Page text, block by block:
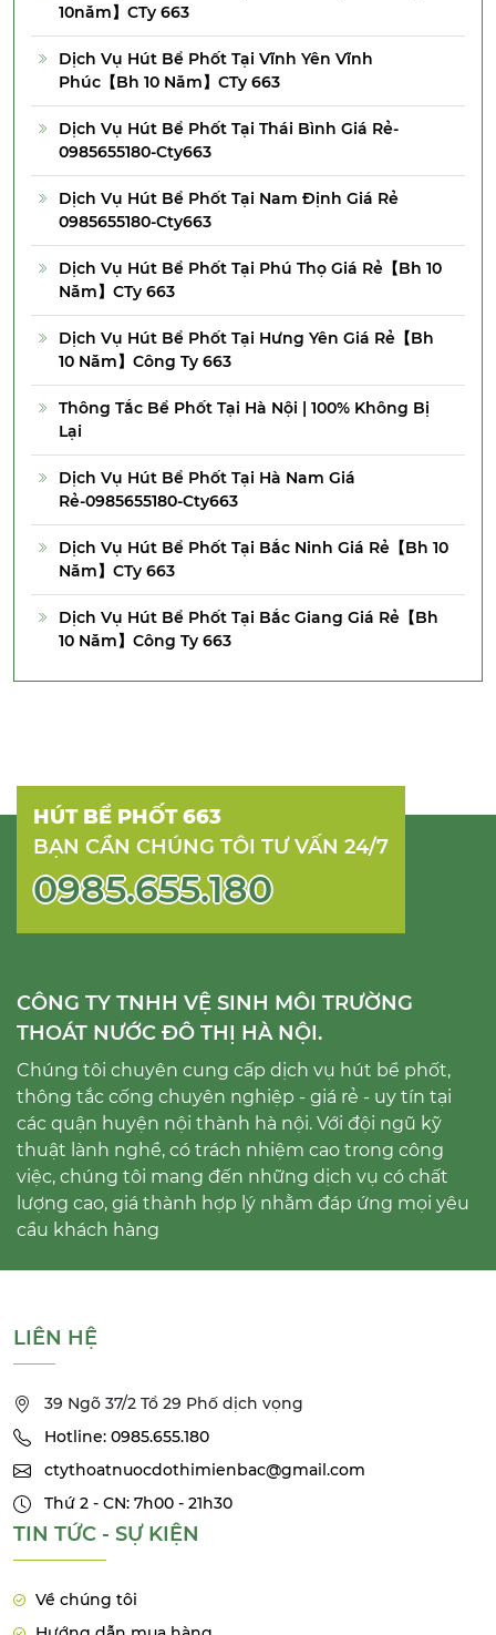
10năm】CTy 663
Dịch Vụ Hút Bể Phốt Tại Vĩnh Yên Vĩnh
Phúc【Bh 10 Năm】CTy 663
Dịch Vụ Hút Bể Phốt Tại Thái Bình Giá Rẻ-
0985655180-Cty663
Dịch Vụ Hút Bể Phốt Tại Nam Định Giá Rẻ
0985655180-Cty663
Dịch Vụ Hút Bể Phốt Tại Phú Thọ Giá Rẻ【Bh 10
Năm】CTy 663
Dịch Vụ Hút Bể Phốt Tại Hưng Yên Giá Rẻ【Bh
10 Năm】Công Ty 663
Thông Tắc Bể Phốt Tại Hà Nội | 100% Không Bị
Lại
Dịch Vụ Hút Bể Phốt Tại Hà Nam Giá
Rẻ-0985655180-Cty663
Dịch Vụ Hút Bể Phốt Tại Bắc Ninh Giá Rẻ【Bh 10
Năm】CTy 663
Dịch Vụ Hút Bể Phốt Tại Bắc Giang Giá Rẻ【Bh
10 Năm】Công Ty 663
HÚT BỂ PHỐT 663
BẠN CẦN CHÚNG TÔI TƯ VẤN 24/7
0985.655.180
CÔNG TY TNHH VỆ SINH MÔI TRƯỜNG
THOÁT NƯỚC ĐÔ THỊ HÀ NỘI.
Chúng tôi chuyên cung cấp dịch vụ hút bể phốt,
thông tắc cống chuyên nghiệp - giá rẻ - uy tín tại
các quận huyện nội thành hà nội. Với đội ngũ kỹ
thuật lành nghề, có trách nhiệm cao trong công
việc, chúng tôi mang đến những dịch vụ có chất
lượng cao, giá thành hợp lý nhằm đáp ứng mọi yêu
cầu khách hàng
LIÊN HỆ
39 Ngõ 37/2 Tổ 29 Phố dịch vọng
Hotline: 0985.655.180
ctythoatnuocdothimienbac@gmail.com
Thứ 2 - CN: 7h00 - 21h30
TIN TỨC - SỰ KIỆN
Về chúng tôi